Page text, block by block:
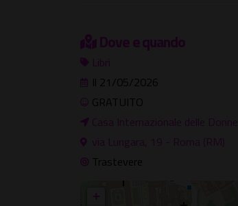
Dove e quando
Libri
Il 21/05/2026
GRATUITO
Casa Internazionale delle Donne
via Lungara, 19 - Roma (RM)
Trastevere
+